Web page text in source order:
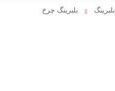
بلبرینگ بلبرینگ چرخ